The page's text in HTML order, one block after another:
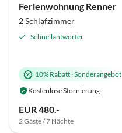
Ferienwohnung Renner
2 Schlafzimmer
Schnellantworter
10% Rabatt·Sonderangebot
Kostenlose Stornierung
EUR 480.-
2 Gäste / 7 Nächte